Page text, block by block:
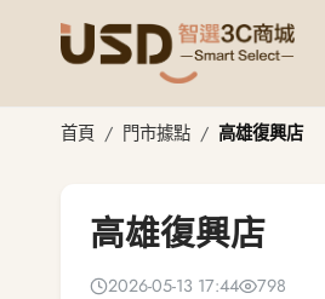
高雄復興店
首頁 門市據點 高雄復興店
高雄復興店
2026-05-13 17:44 798